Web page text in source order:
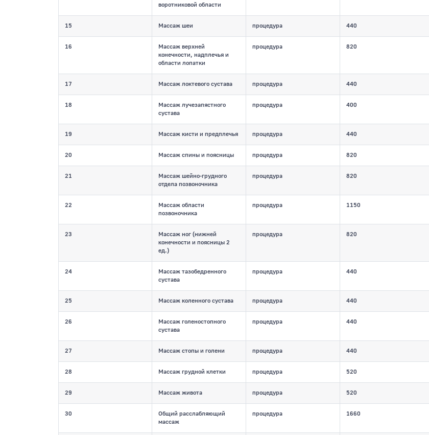
воротниковой области
15 Массаж шеи процедура 440
16
Массаж верхней
конечности, надплечья и
области лопатки
процедура 820
17 Массаж локтевого сустава процедура 440
18
Массаж лучезапястного
сустава
процедура 400
19 Массаж кисти и предплечья процедура 440
20 Массаж спины и поясницы процедура 820
21
Массаж шейно-грудного
отдела позвоночника
процедура 820
22
Массаж области
позвоночника
процедура 1150
23
Массаж ног (нижней
конечности и поясницы 2
ед.)
процедура 820
24
Массаж тазобедренного
сустава
процедура 440
25 Массаж коленного сустава процедура 440
26
Массаж голеностопного
сустава
процедура 440
27 Массаж стопы и голени процедура 440
28 Массаж грудной клетки процедура 520
29 Массаж живота процедура 520
30
Общий расслабляющий
массаж
процедура 1660